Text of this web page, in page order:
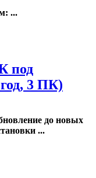
: ...
под
3 ПК)
до новых
...